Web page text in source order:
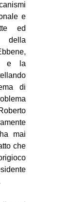
e
ed
della
e la
di
mai
che